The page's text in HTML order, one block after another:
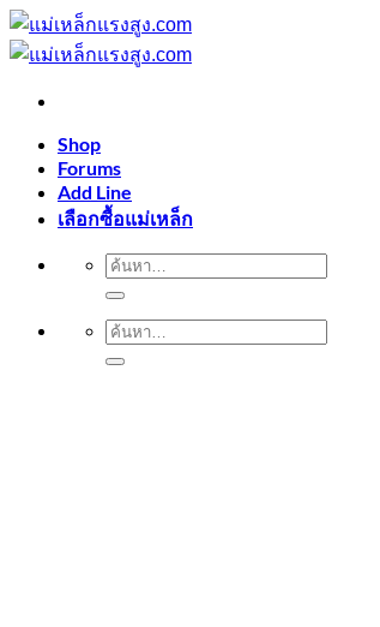
ข้าม
ไป
Shop
Forums
Add Line
เลือกซื้อแม่เหล็ก
ค้นหา:
ค้นหา: